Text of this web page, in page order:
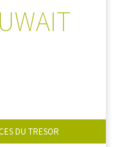
DU TRESOR